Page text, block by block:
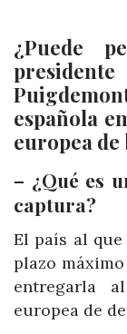
¿Puede
española
europea de
– ¿Qué es
captura?
El país al
plazo
entregarla
europea de